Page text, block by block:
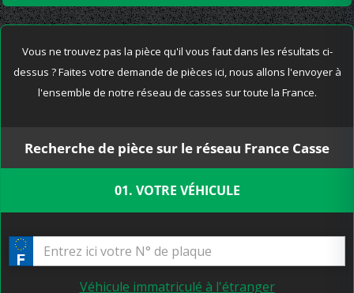
Vous ne trouvez pas la pièce qu'il vous faut dans les résultats ci-
dessus ? Faites votre demande de pièces ici, nous allons l'envoyer à
l'ensemble de notre réseau de casses sur toute la France.
Recherche de pièce sur le réseau France Casse
01. VOTRE VÉHICULE
Véhicule immatriculé à l'étranger